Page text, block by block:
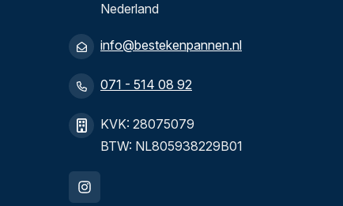
Nederland
info@bestekenpannen.nl
071 - 514 08 92
KVK: 28075079
BTW: NL805938229B01